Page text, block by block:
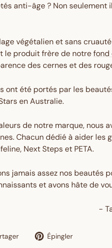
anti-âge ? Non seulement
végétalien et sans
le produit frère de notrefond
des cernes et des
ont été portés par les
en Australie.
de notre marque, nous
Chacun dédié à aider les
Next Steps et PETA.
jamais assez nos beautés
et avons hâte de
-
TweeterÉpingler